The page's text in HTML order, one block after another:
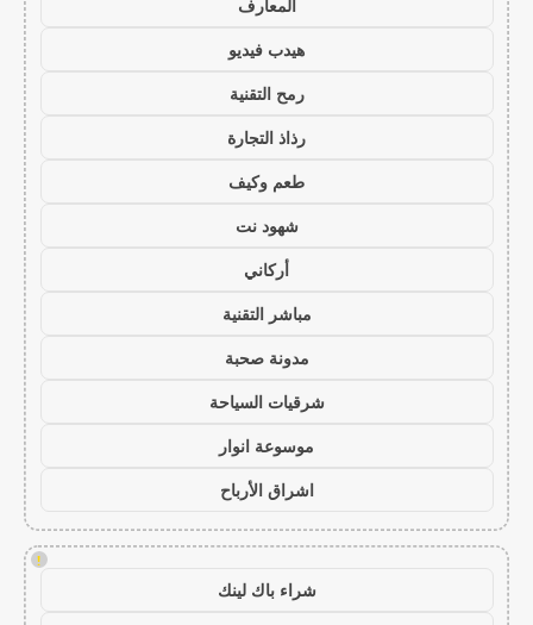
المعارف
هيدب فيديو
رمح التقنية
رذاذ التجارة
طعم وكيف
شهود نت
أركاني
مباشر التقنية
مدونة صحبة
شرقيات السياحة
موسوعة انوار
اشراق الأرباح
!
شراء باك لينك